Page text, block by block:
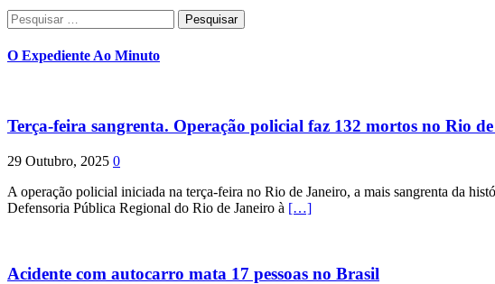
Pesquisar
por:
O Expediente Ao Minuto
Terça-feira sangrenta. Operação policial faz 132 mortos no Rio
29 Outubro, 2025 0
A operação policial iniciada na terça-feira no Rio de Janeiro, a mais sangrenta da
Defensoria Pública Regional do Rio de Janeiro à […]
Acidente com autocarro mata 17 pessoas no Brasil